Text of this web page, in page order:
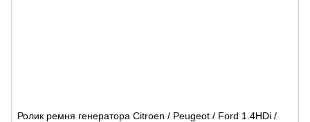
Ролик ремня генератора Citroen / Peugeot / Ford 1.4HDi /